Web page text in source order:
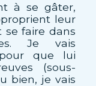
à se gâter,
leur
se faire dans
Je vais
que lui
(sous-
bien, je vais